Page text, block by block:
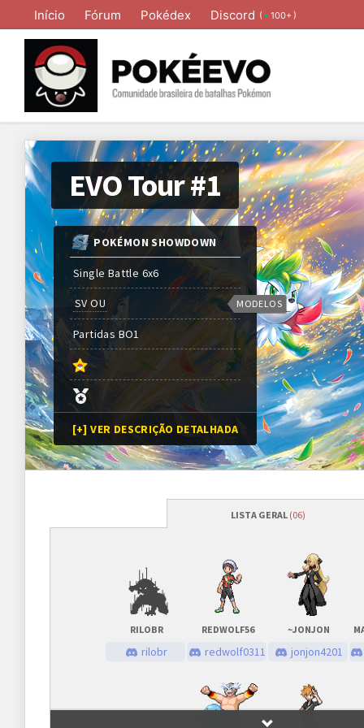
Início Fórum Pokédex Discord ( 100+ )
EVO Tour #1
POKÉMON SHOWDOWN
Single Battle 6x6
SV OU
Partidas BO1
[+] VER DESCRIÇÃO DETALHADA
MODELOS
Programação
Abertura das inscrições 07/06/2024
Sorteio das chaves 07/06/2024
Inscrições
LISTA GERAL (06)
RILOBR
rilobr
REDWOLF56
redwolf0311
~JONJON
jonjon4201